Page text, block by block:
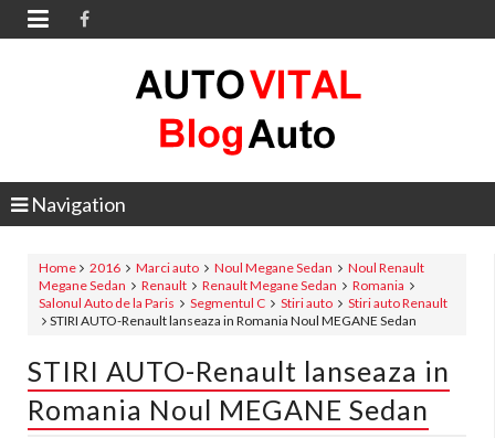

Navigation
Home 2016 Marci auto Noul Megane Sedan
Noul Renault
Megane Sedan
Renault Renault Megane Sedan
Romania
Salonul Auto de la Paris
Segmentul C Stiri auto
Stiri auto Renault
STIRI AUTO-Renault lanseaza in Romania Noul MEGANE Sedan
STIRI AUTO-Renault lanseaza in
Romania Noul MEGANE Sedan